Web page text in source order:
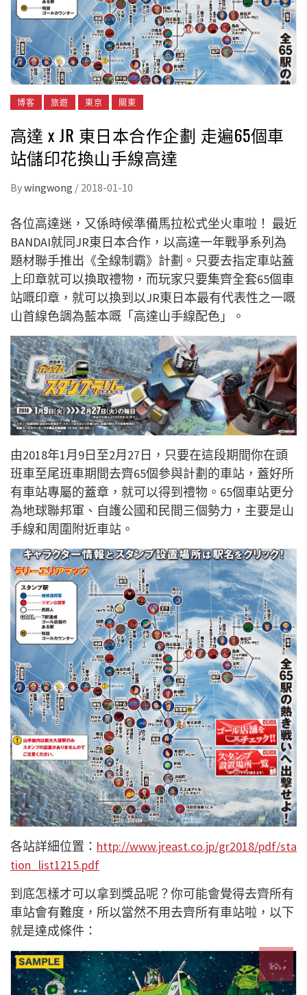
博客 旅遊 東京 關東
高達 x JR 東日本合作企劃 走遍65個車
站儲印花換山手線高達
Bywingwong / 2018-01-10
各位高達迷，又係時候準備馬拉松式坐火車啦！ 最近
BANDAI就同JR東日本合作，以高達一年戰爭系列為
題材聯手推出《全線制霸》計劃。只要去指定車站蓋
上印章就可以換取禮物，而玩家只要集齊全套65個車
站嘅印章，就可以換到以JR東日本最有代表性之一嘅
山首線色調為藍本嘅「高達山手線配色」。
由2018年1月9日至2月27日，只要在這段期間你在頭
班車至尾班車期間去齊65個參與計劃的車站，蓋好所
有車站專屬的蓋章，就可以得到禮物。65個車站更分
為地球聯邦軍、自護公國和民間三個勢力，主要是山
手線和周圍附近車站。
各站詳細位置： http://www.jreast.co.jp/gr2018/pdf/sta
tion_list1215.pdf
到底怎樣才可以拿到獎品呢？你可能會覺得去齊所有
車站會有難度，所以當然不用去齊所有車站啦，以下
就是達成條件：